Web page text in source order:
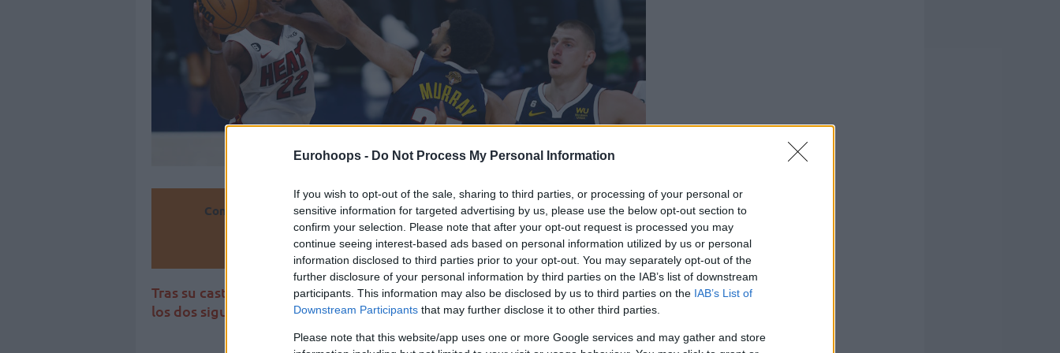
Eurohoops - Do Not Process My Personal Information
If you wish to opt-out of the sale, sharing to third parties, or processing of your personal or
sensitive information for targeted advertising by us, please use the below opt-out section to
confirm your selection. Please note that after your opt-out request is processed you may
continue seeing interest-based ads based on personal information utilized by us or personal
information disclosed to third parties prior to your opt-out. You may separately opt-out of the
further disclosure of your personal information by third parties on the IAB’s list of downstream
participants. This information may also be disclosed by us to third parties on the IAB’s List of
Downstream Participants that may further disclose it to other third parties.
Please note that this website/app uses one or more Google services and may gather and store
Convierte en tu página de noticias de baloncesto.
Añade Eurohoops a Google
Tras su castigo de siete partidos, la todavía estrella de los Heat se perderá
los dos siguientes encuentros
Por Johnny Askounis/